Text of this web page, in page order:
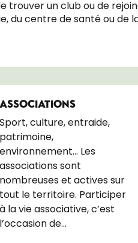
trouver un club ou de
du centre de santé ou de
ASSOCIATIONS
Sport, culture, entraide,
patrimoine,
environnement… Les
associations sont
nombreuses et actives sur
tout le territoire. Participer
à la vie associative, c’est
l’occasion de...